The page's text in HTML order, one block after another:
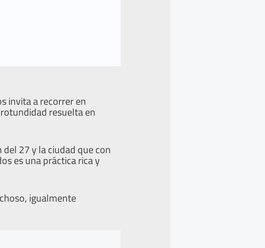
invita a recorrer en
resuelta en
27 y la ciudad que con
es una práctica rica y
igualmente